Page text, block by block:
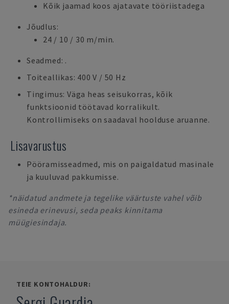
Kõik jaamad koos ajatavate tööriistadega
Jõudlus:
24 / 10 / 30 m/min.
Seadmed: .
Toiteallikas: 400 V / 50 Hz
Tingimus: Väga heas seisukorras, kõik
funktsioonid töötavad korralikult.
Kontrollimiseks on saadaval hoolduse aruanne.
Lisavarustus
Pööramisseadmed, mis on paigaldatud masinale
ja kuuluvad pakkumisse.
*näidatud andmete ja tegelike väärtuste vahel võib
esineda erinevusi, seda peaks kinnitama
müügiesindaja.
TEIE KONTOHALDUR: